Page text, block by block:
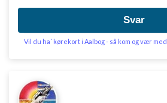
Svar
Vil du ha´ kørekort i Aalbog - så kom og vær med.